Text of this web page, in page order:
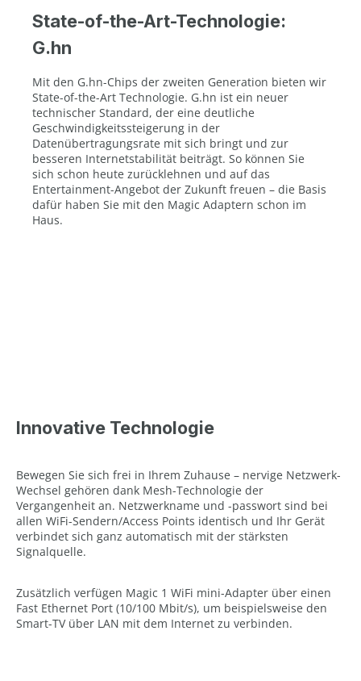
State-of-the-Art-Technologie:
G.hn
Mit den G.hn-Chips der zweiten Generation bieten wir
State-of-the-Art Technologie. G.hn ist ein neuer
technischer Standard, der eine deutliche
Geschwindigkeitssteigerung in der
Datenübertragungsrate mit sich bringt und zur
besseren Internetstabilität beiträgt. So können Sie
sich schon heute zurücklehnen und auf das
Entertainment-Angebot der Zukunft freuen – die Basis
dafür haben Sie mit den Magic Adaptern schon im
Haus.
Innovative Technologie
Bewegen Sie sich frei in Ihrem Zuhause – nervige Netzwerk-
Wechsel gehören dank Mesh-Technologie der
Vergangenheit an. Netzwerkname und -passwort sind bei
allen WiFi-Sendern/Access Points identisch und Ihr Gerät
verbindet sich ganz automatisch mit der stärksten
Signalquelle.
Zusätzlich verfügen Magic 1 WiFi mini-Adapter über einen
Fast Ethernet Port (10/100 Mbit/s), um beispielsweise den
Smart-TV über LAN mit dem Internet zu verbinden.